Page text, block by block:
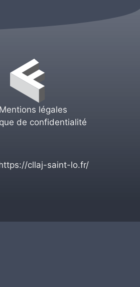
Mentions légales
de confidentialité
cllaj-saint-lo.fr/